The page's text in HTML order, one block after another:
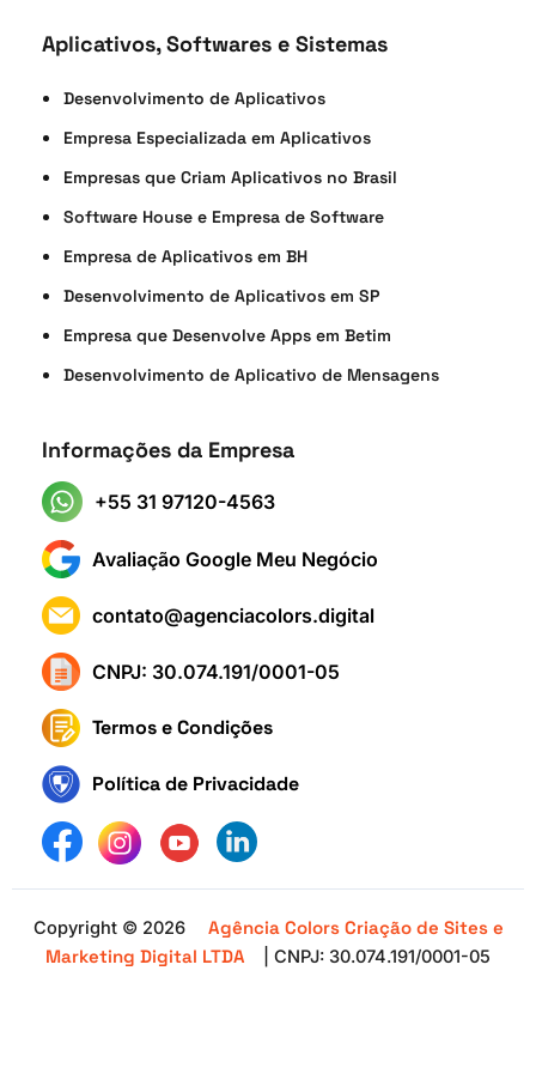
Aplicativos, Softwares e Sistemas
Desenvolvimento de Aplicativos
Empresa Especializada em Aplicativos
Empresas que Criam Aplicativos no Brasil
Software House e Empresa de Software
Empresa de Aplicativos em BH
Desenvolvimento de Aplicativos em SP
Empresa que Desenvolve Apps em Betim
Desenvolvimento de Aplicativo de Mensagens
Informações da Empresa
+55 31 97120-4563
Avaliação Google Meu Negócio
contato@agenciacolors.digital
CNPJ: 30.074.191/0001-05
Termos e Condições
Política de Privacidade
Copyright © 2026
Agência Colors Criação de Sites e
Marketing Digital LTDA
| CNPJ: 30.074.191/0001-05